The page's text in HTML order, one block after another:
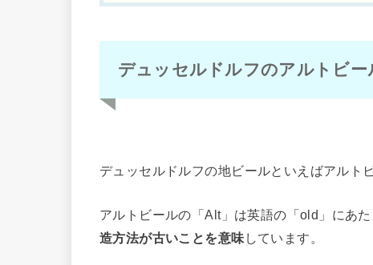
デュッセルドルフのアルトビー
デュッセルドルフの地ビールといえばアルト
アルトビールの「Alt」は英語の「old」にあ
造方法が古いことを意味 しています。